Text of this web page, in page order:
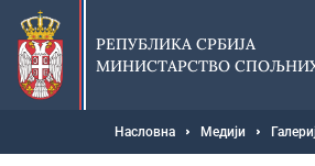
Прескочи
главни
део
садржаја
РЕПУБЛИКА СРБИЈА
МИНИСТАРСТВО
Мрвице
Насловна Медији